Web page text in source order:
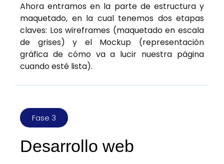
Ahora entramos en la parte de estructura y
maquetado, en la cual tenemos dos etapas
claves: Los wireframes (maquetado en escala
de grises) y el Mockup (representación
gráfica de cómo va a lucir nuestra página
cuando esté lista).
Fase 3
Desarrollo web